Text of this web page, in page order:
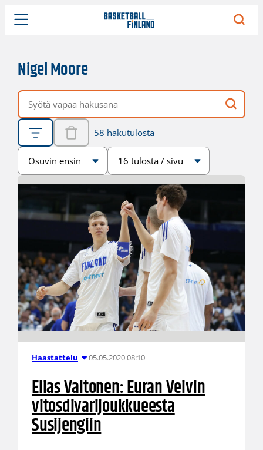
Nigel Moore
Vapaa hakusana
58 hakutulosta
Järjestys
Sivukoko
Haastattelu 05.05.2020 08:10
Elias Valtonen: Euran Veivin
vitosdivarijoukkueesta
Susijengiin